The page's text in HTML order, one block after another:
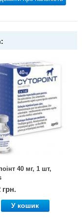
40 мг, 1 шт,
грн.
У кошик